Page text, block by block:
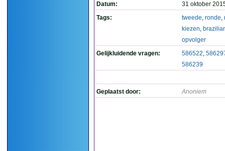
Datum:
31 oktober
Tags:
tweede, ronde,
kiezen,
opvolger
Gelijkluidende vragen:
586522,
586239
Geplaatst door: Anoniem